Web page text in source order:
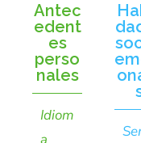
Antec
edent
es
perso
nales
Idiom